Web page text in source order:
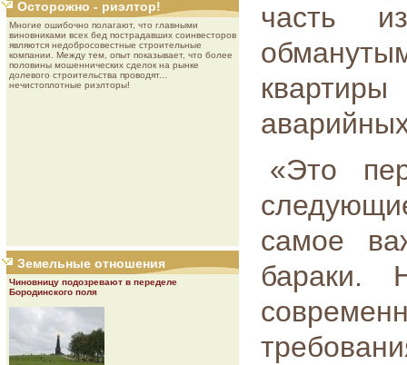
Осторожно - риэлтор!
Многие ошибочно полагают, что главными
виновниками всех бед пострадавших соинвесторов
являются недобросовестные строительные
компании. Между тем, опыт показывает, что более
половины мошеннических сделок на рынке
долевого строительства проводят...
нечистоплотные риэлторы!
Земельные отношения
Чиновницу подозревают в переделе
Бородинского поля
часть
«Это
самое
бараки.